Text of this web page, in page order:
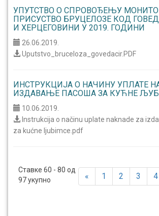
УПУТСТВO О СПРОВОЂЕЊУ
ПРИСУСТВО БРУЦЕЛОЗЕ КОД
И ХЕРЦЕГОВИНИ У 2019. ГОДИНИ
26.06.2019.
Uputstvo_bruceloza_govedacir.PDF
ИНСТРУКЦИЈА О НАЧИНУ УПЛАТЕ
ИЗДАВАЊЕ ПАСОША ЗА КУЋНЕ
10.06.2019.
Instrukcija o načinu uplate naknade za
za kućne ljubimce.pdf
« 1 2 3 4
Ставке 60 - 80 од
97 укупно